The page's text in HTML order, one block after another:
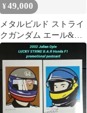
¥49,000
メタルビルド ストライ
クガンダム エール&ソ
ード&ランチャースト
ライカーセット